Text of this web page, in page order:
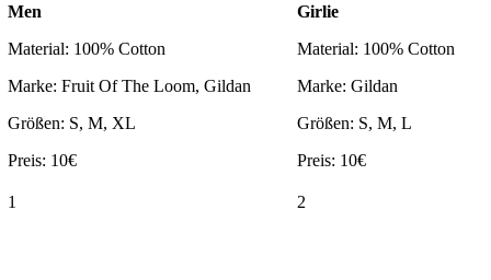
Men
Material: 100% Cotton
Marke: Fruit Of The Loom, Gildan
Größen: S, M, XL
Preis: 10€
Girlie
Material: 100% Cotton
Marke: Gildan
Größen: S, M, L
Preis: 10€
1 2